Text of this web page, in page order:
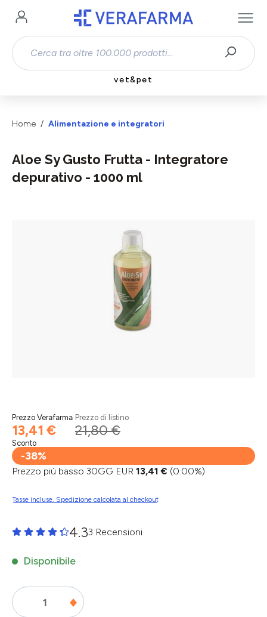
Passa al contenuto principale
vet&pet
Home Alimentazione e integratori
Aloe Sy Gusto Frutta - Integratore
depurativo - 1000 ml
Prezzo Verafarma
13,41 €
Prezzo di listino
21,80 €
Sconto
-38%
Prezzo più basso 30GG EUR 13,41 € (0.00%)
Tasse incluse. Spedizione calcolata al checkout
4.33 Recensioni
Disponibile